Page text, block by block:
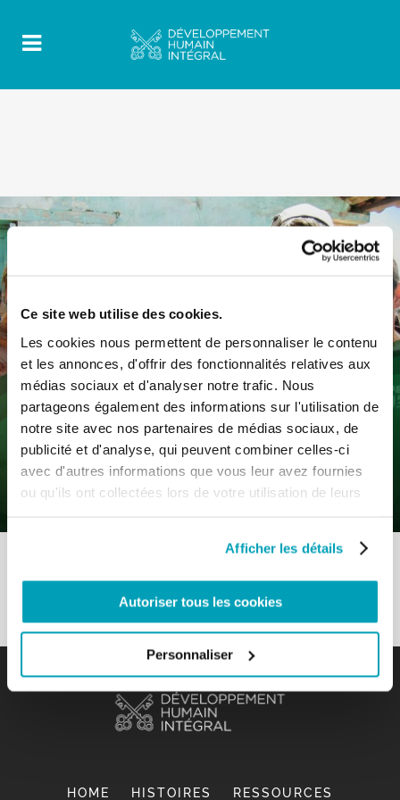
Ce site web utilise des cookies.
Les cookies nous permettent de personnaliser le contenu
et les annonces, d'offrir des fonctionnalités relatives aux
médias sociaux et d'analyser notre trafic. Nous
partageons également des informations sur l'utilisation de
notre site avec nos partenaires de médias sociaux, de
publicité et d'analyse, qui peuvent combiner celles-ci
avec d'autres informations que vous leur avez fournies
ou qu'ils ont collectées lors de votre utilisation de leurs
Afficher les détails
Autoriser tous les cookies
Personnaliser
6 Mai 2021
0
Comments
Sous-thème – Un “nous” grand comme
l’humanité
HOME HISTOIRES RESSOURCES